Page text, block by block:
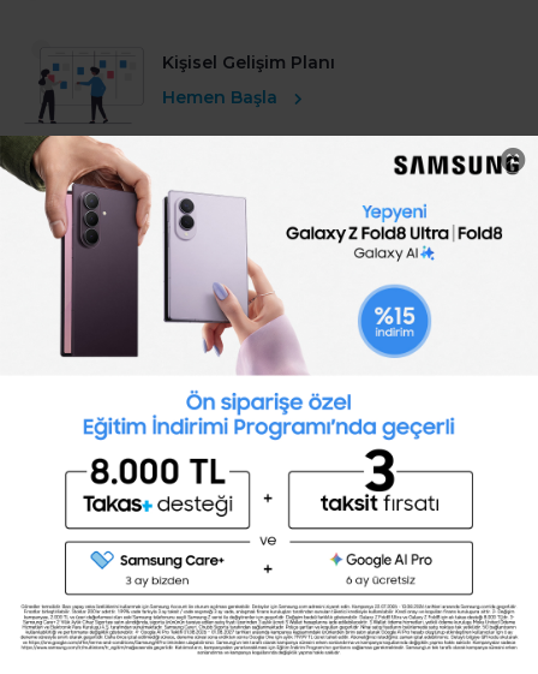
Kişisel Gelişim Planı
Hemen Başla
Ücretsiz Başla
Toptalent
Yetenek
İş İlanları